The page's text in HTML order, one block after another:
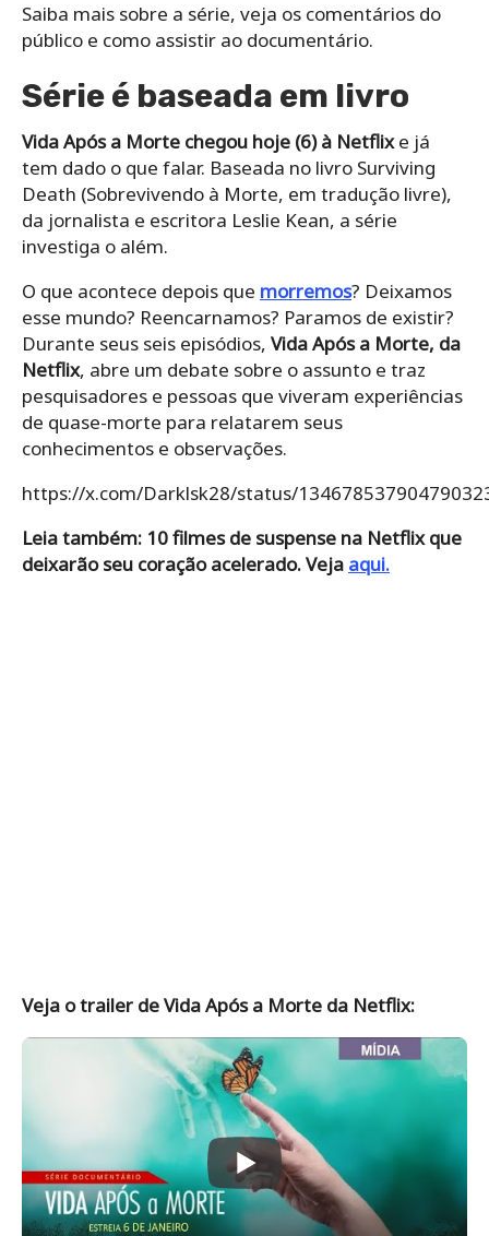
Saiba mais sobre a série, veja os comentários do
público e como assistir ao documentário.
Série é baseada em livro
Vida Após a Morte chegou hoje (6) à Netflixe já
tem dado o que falar. Baseada no livro Surviving
Death (Sobrevivendo à Morte, em tradução livre),
da jornalista e escritora Leslie Kean, a série
investiga o além.
O que acontece depois que morremos? Deixamos
esse mundo? Reencarnamos? Paramos de existir?
Durante seus seis episódios, Vida Após a Morte, da
Netflix, abre um debate sobre o assunto e traz
pesquisadores e pessoas que viveram experiências
de quase-morte para relatarem seus
conhecimentos e observações.
https://x.com/Darklsk28/status/
Leia também: 10 filmes de suspense na Netflix que
deixarão seu coração acelerado.Veja aqui.
Veja o trailer de Vida Após a Morte da Netflix: